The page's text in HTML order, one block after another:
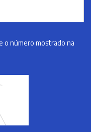
o número mostrado na